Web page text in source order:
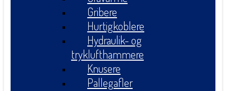
Gribere
Hurtigkoblere
Hydraulik- og
tryklufthammere
Knusere
Pallegafler